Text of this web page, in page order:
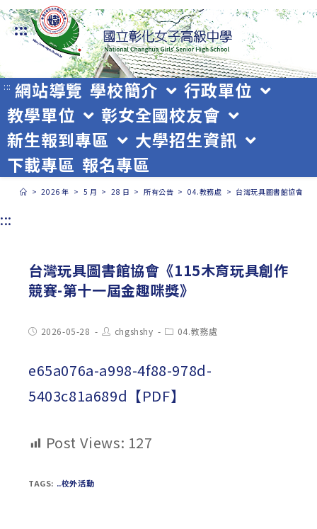
跳
轉
至
主
要
內
容
:::
::: 網站導覽 學校簡介
行政單位
教學單位
彰女全國校友會
新生報到專區
大學招生資訊
下載專區 報名專區
> 2026 年 > 5 月 > 28 日 > 所有公告 > 04.教務處 > 台灣玩具圖書館協會《
:::
台灣玩具圖書館協會《115木育玩具創作
競賽-第十一屆金趣咪獎》
Post2026-05-28
Post
author:
chgshshy
Post04.教務處
e65a076a-a998-4f88-978d-
5403c81a689d【PDF】
Post Views: 127
TAGS: ..校外活動